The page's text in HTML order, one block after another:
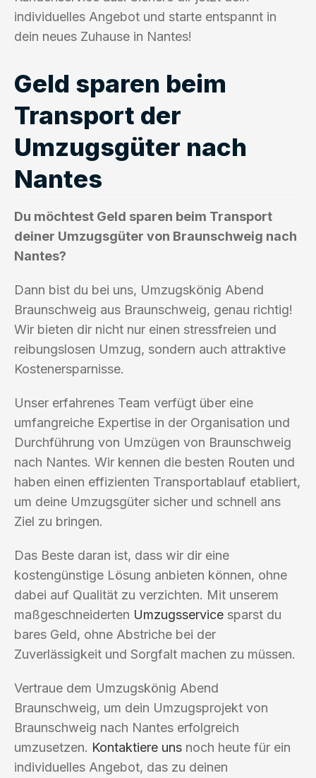
individuelles Angebot und starte entspannt in
dein neues Zuhause in Nantes!
Geld sparen beim
Transport der
Umzugsgüter nach
Nantes
Du möchtest Geld sparen beim Transport
deiner Umzugsgüter von Braunschweig nach
Nantes?
Dann bist du bei uns, Umzugskönig Abend
Braunschweig aus Braunschweig, genau richtig!
Wir bieten dir nicht nur einen stressfreien und
reibungslosen Umzug, sondern auch attraktive
Kostenersparnisse.
Unser erfahrenes Team verfügt über eine
umfangreiche Expertise in der Organisation und
Durchführung von Umzügen von Braunschweig
nach Nantes. Wir kennen die besten Routen und
haben einen effizienten Transportablauf etabliert,
um deine Umzugsgüter sicher und schnell ans
Ziel zu bringen.
Das Beste daran ist, dass wir dir eine
kostengünstige Lösung anbieten können, ohne
dabei auf Qualität zu verzichten. Mit unserem
maßgeschneiderten Umzugsservice sparst du
bares Geld, ohne Abstriche bei der
Zuverlässigkeit und Sorgfalt machen zu müssen.
Vertraue dem Umzugskönig Abend
Braunschweig, um dein Umzugsprojekt von
Braunschweig nach Nantes erfolgreich
umzusetzen. Kontaktiere uns noch heute für ein
individuelles Angebot, das zu deinen